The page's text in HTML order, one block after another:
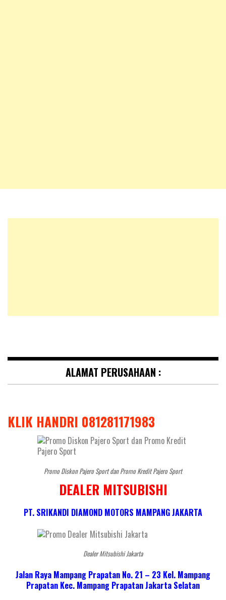
ALAMAT PERUSAHAAN :
KLIK HANDRI 081281171983
Promo Diskon Pajero Sport dan Promo Kredit Pajero Sport
DEALER MITSUBISHI
PT. SRIKANDI DIAMOND MOTORS MAMPANG JAKARTA
Dealer Mitsubishi Jakarta
Jalan Raya Mampang Prapatan No. 21 – 23 Kel. Mampang
Prapatan Kec. Mampang Prapatan Jakarta Selatan